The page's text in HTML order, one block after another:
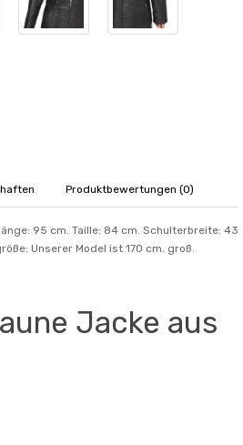
Produktbewertungen (0)
95 cm. Taille: 84 cm. Schulterbreite: 43
Unserer Model ist 170 cm. groß.
Jacke aus